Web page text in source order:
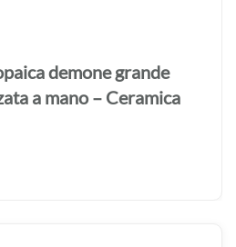
demone grande
a mano – Ceramica